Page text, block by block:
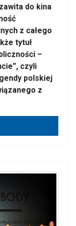
do kina
z całego
tytuł
–
czyli
polskiej
z